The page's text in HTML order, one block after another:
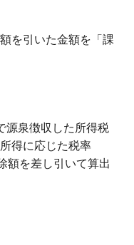
を引いた金額を「課
源泉徴収した所得税
得に応じた税率
額を差し引いて算出